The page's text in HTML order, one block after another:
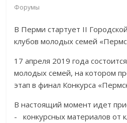
Форумы
В Перми стартует II
клубов молодых семей
17 апреля 2019 года
молодых семей, на котором
этап в финал Конкурса
В настоящий момент идет
- конкурсных материалов от